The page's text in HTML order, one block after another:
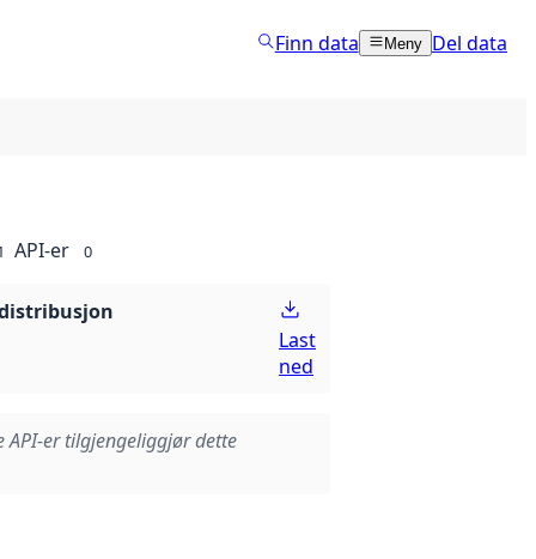
Finn data Meny Del data
API-er 0
Last
ned
API-er tilgjengeliggjør dette